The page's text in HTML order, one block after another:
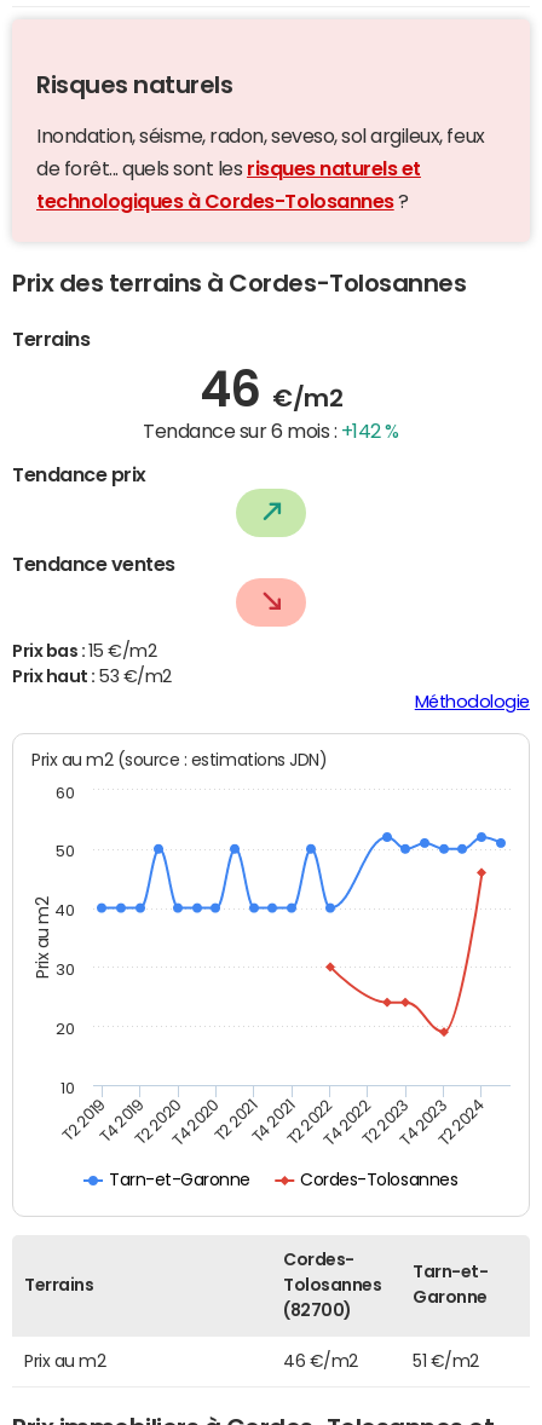
Risques naturels
Inondation, séisme, radon, seveso, sol argileux, feux
de forêt... quels sont les risques naturels et
technologiques à Cordes-Tolosannes?
Prix des terrains à Cordes-Tolosannes
Terrains
46 €/m2
Tendance sur 6 mois : +142 %
Tendance prix
Tendance ventes
Prix bas : 15 €/m2
Prix haut : 53 €/m2
Méthodologie
Prix au m2
Prix au m2 (source : estimations JDN)
Tarn-et-Garonne Cordes-Tolosannes
T2 2019T4 2019T2 2020T4 2020T2 2021T4 2021T2 2022T4 2022T2 2023T4 2023T2 2024
10
20
30
40
50
60
Terrains
Cordes-
Tolosannes
(82700)
Tarn-et-
Garonne
Prix au m2 46 €/m2 51 €/m2